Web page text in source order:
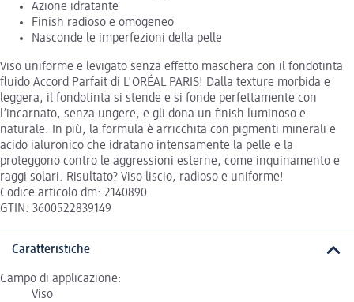
Azione idratante
Finish radioso e omogeneo
Nasconde le imperfezioni della pelle
Viso uniforme e levigato senza effetto maschera con il fondotinta
fluido Accord Parfait di L'ORÉAL PARIS! Dalla texture morbida e
leggera, il fondotinta si stende e si fonde perfettamente con
l’incarnato, senza ungere, e gli dona un finish luminoso e
naturale. In più, la formula è arricchita con pigmenti minerali e
acido ialuronico che idratano intensamente la pelle e la
proteggono contro le aggressioni esterne, come inquinamento e
raggi solari. Risultato? Viso liscio, radioso e uniforme!
Codice articolo dm: 2140890
GTIN: 3600522839149
Caratteristiche
Campo di applicazione:
Viso